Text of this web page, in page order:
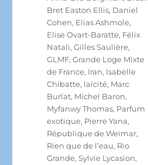
Bret Easton Ellis, Daniel
Cohen, Elias Ashmole,
Elise Ovart-Baratte, Félix
Natali,Gilles Saulière,
GLMF,Grande Loge Mixte
de France, Iran, Isabelle
Chibatte, laïcité, Marc
Burlat, Michel Baron,
Myfanwy Thomas, Parfum
exotique, Pierre Yana,
République de Weimar,
Rien que de l’eau, Rio
Grande,Sylvie Lycasion,